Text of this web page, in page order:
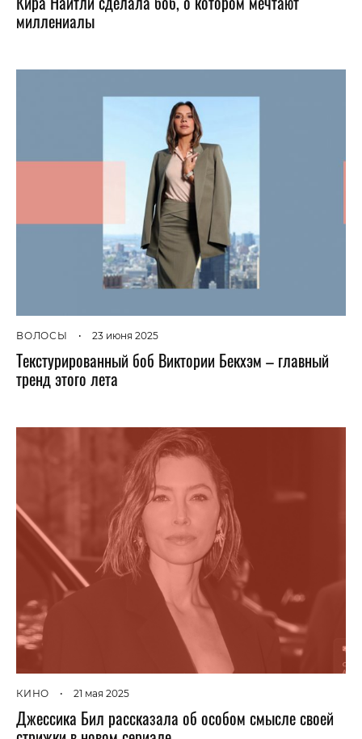
миллениалы
ВОЛОСЫ • 23 июня 2025
Текстурированный боб Виктории Бекхэм – главный
тренд этого лета
КИНО • 21 мая 2025
Джессика Бил рассказала об особом смысле своей